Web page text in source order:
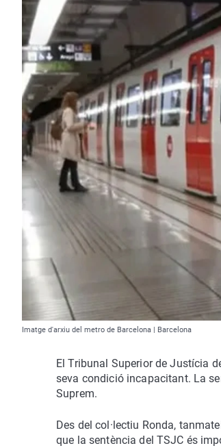
Imatge d'arxiu del metro de Barcelona | Barcelona
El Tribunal Superior de Justícia
seva condició incapacitant. La
Suprem.
Des del col·lectiu Ronda,
que la sentència del TSJC és